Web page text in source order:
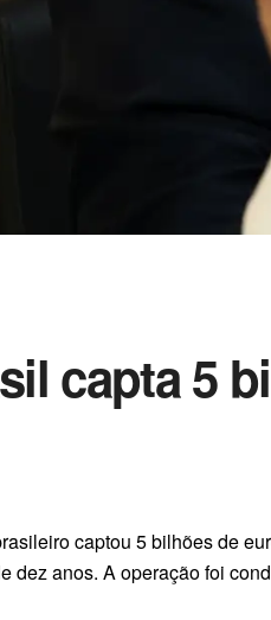
capta 5
captou 5 bilhões de
dez anos. A operação foi